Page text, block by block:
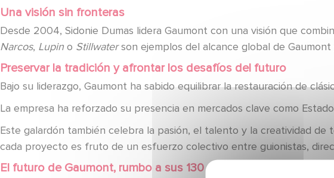
Una visión sin fronteras
Desde 2004, Sidonie Dumas lidera Gaumont con una visión que
Narcos, Lupin o Stillwaterson ejemplos del alcance global de
Preservar la tradición y afrontar los desafíos del futuro
Bajo su liderazgo, Gaumont ha sabido equilibrar la restauración de
La empresa ha reforzado su presencia en mercados clave como
Este galardón también celebra la pasión, el talento y la creatividad
cada proyecto es fruto de un esfuerzo colectivo entre guionistas,
El futuro de Gaumont, rumbo a sus 130 años